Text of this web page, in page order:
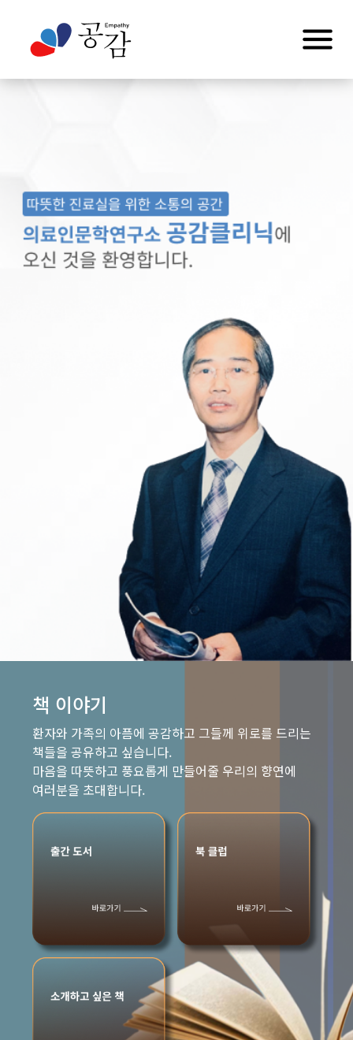
책 이야기
환자와 가족의 아픔에 공감하고 그들께 위로를 드리는
책들을 공유하고 싶습니다.
마음을 따뜻하고 풍요롭게 만들어줄 우리의 향연에
여러분을 초대합니다.